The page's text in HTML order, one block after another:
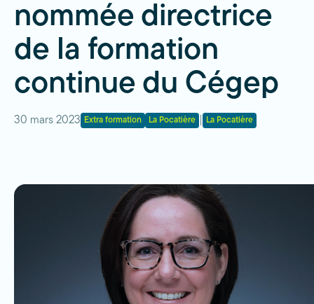
nommée directrice
de la formation
continue du Cégep
30 mars 2023 Extra formation La Pocatière La Pocatière